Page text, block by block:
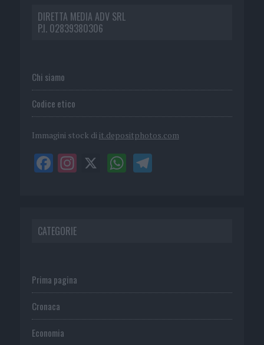
DIRETTA MEDIA ADV SRL
P.I. 02839380306
Chi siamo
Codice etico
Immagini stock di it.depositphotos.com
CATEGORIE
Prima pagina
Cronaca
Economia